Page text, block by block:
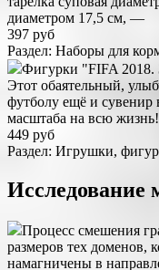
диаметром 17,5 см, —
397 руб
Раздел: Наборы для
Фигурки "FIFA 2018.
Этот обаятельный,
футболу ещё и сувенир
масштаба на всю
449 руб
Раздел: Игрушки,
Исследование
Процесс смешения
размеров тех доменов,
намагничены в